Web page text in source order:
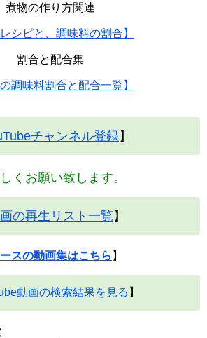
煮物の作り方関連
レシピと、調味料の割合】
割合と配合集
の調味料割合と配合一覧】
チャンネル登録】
くお願い致します。
の再生リスト一覧 】
スの動画集はこちら 】
動画の検索結果を見る 】